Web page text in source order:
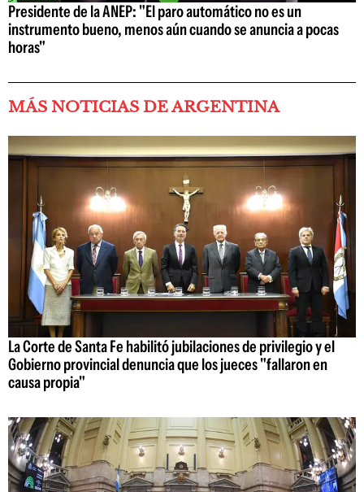
Presidente de la ANEP: "El paro automático no es un
instrumento bueno, menos aún cuando se anuncia a pocas
horas"
MÁS NOTICIAS DE ARGENTINA
La Corte de Santa Fe habilitó jubilaciones de privilegio y el
Gobierno provincial denuncia que los jueces "fallaron en
causa propia"